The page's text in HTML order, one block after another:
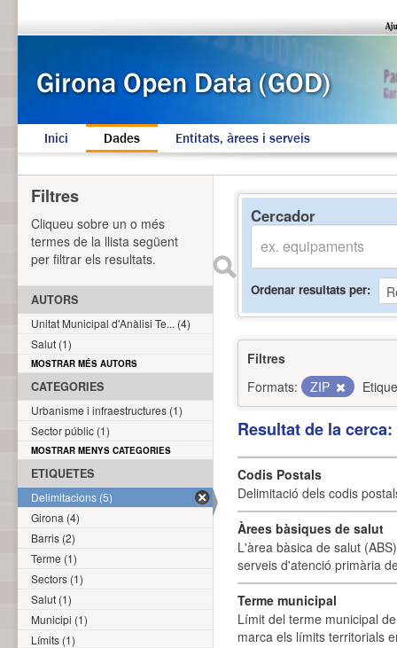
Inici Dades Entitats, àrees i serveis
Cercador
Ordenar resultats per
Filtres
Formats:
ZIP
Resultat de la
Codis Postals
Delimitació dels codis
Àrees bàsiques de salut
L'àrea bàsica de salut
serveis d'atenció primària
Terme municipal
Límit del terme municipal
marca els límits territorials
Filtres
Cliqueu sobre un o més
termes de la llista següent
per filtrar els resultats.
AUTORS
Unitat Municipal d'Anàlisi Te... (4)
Salut (1)
MOSTRAR MÉS AUTORS
CATEGORIES
Urbanisme i infraestructures (1)
Sector públic (1)
MOSTRAR MENYS CATEGORIES
ETIQUETES
Delimitacions (5)
Girona (4)
Barris (2)
Terme (1)
Sectors (1)
Salut (1)
Municipi (1)
Límits (1)